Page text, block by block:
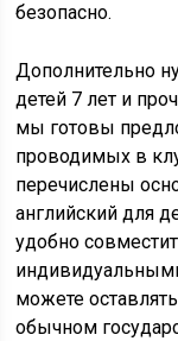
безопасно.
Дополнительно
детей 7 лет и
мы готовы
проводимых в
перечислены
английский для
удобно
можете
обычном